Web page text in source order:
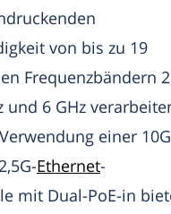
von bis zu 19
Frequenzbändern
und 6 GHz
einer
Ethernet-
mit Dual-PoE-in